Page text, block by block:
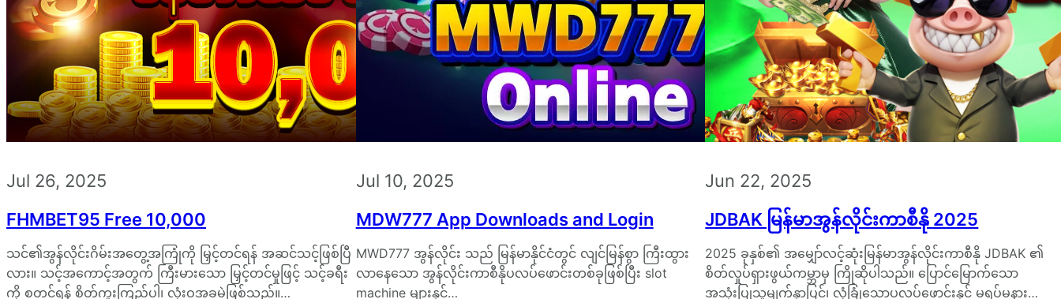
Jul 26, 2025
FHMBET95 Free 10,000
သင်၏အွန်လိုင်းဂိမ်းအတွေ့အကြုံကို မြှင့်တင်ရန် အဆင်သင့်ဖြစ်ပြီ
လား။ သင့်အကောင့်အတွက် ကြီးမားသော မြှင့်တင်မှုဖြင့် သင့်ခရီး
ကို စတင်ရန် စိတ်ကူးကြည့်ပါ၊ လုံးဝအခမဲ့ဖြစ်သည်။…
Jul 10, 2025
MDW777 App Downloads and Login
MWD777 အွန်လိုင်း သည် မြန်မာနိုင်ငံတွင် လျင်မြန်စွာ ကြီးထွား
လာနေသော အွန်လိုင်းကာစီနိုပလပ်ဖောင်းတစ်ခုဖြစ်ပြီး slot
machine များနှင့်…
Jun 22, 2025
JDBAK မြန်မာအွန်လိုင်းကာစီနို 2025
2025 ခုနှစ်၏ အမျှော်လင့်ဆုံးမြန်မာအွန်လိုင်းကာစီနို JDBAK ၏
စိတ်လှုပ်ရှားဖွယ်ကမ္ဘာမှ ကြိုဆိုပါသည်။ ပြောင်မြောက်သော
အသုံးပြုသူမျက်နှာပြင်၊ လုံခြုံသောပလပ်ဖောင်းနှင့် မရပ်မနား…